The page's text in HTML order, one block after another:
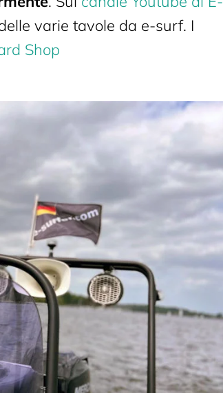
varie tavole da e-surf. I
Shop